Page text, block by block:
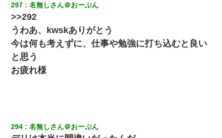
297 名無しさん＠おーぷん
>>292
うわあ、kwskありがとう
今は何も考えずに、仕事や勉強に打ち込むと良い
と思う
お疲れ様
294 名無しさん＠おーぷん